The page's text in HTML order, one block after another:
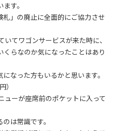
す。
」の廃止に全面的にご協力させ
てワゴンサービスが来た時に、
らなのか気になったことはあり
なった方もいるかと思います。
）
ューが座席前のポケットに入って
は常識です。